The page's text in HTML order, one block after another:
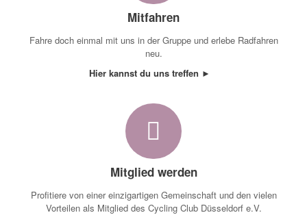
Mitfahren
Fahre doch einmal mit uns in der Gruppe und erlebe Radfahren
neu.
Hier kannst du uns treffen ►
Mitglied werden
Profitiere von einer einzigartigen Gemeinschaft und den vielen
Vorteilen als Mitglied des Cycling Club Düsseldorf e.V.